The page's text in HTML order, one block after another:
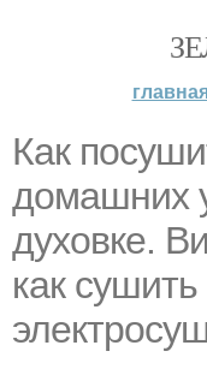
Как
домашних
духовке.
как